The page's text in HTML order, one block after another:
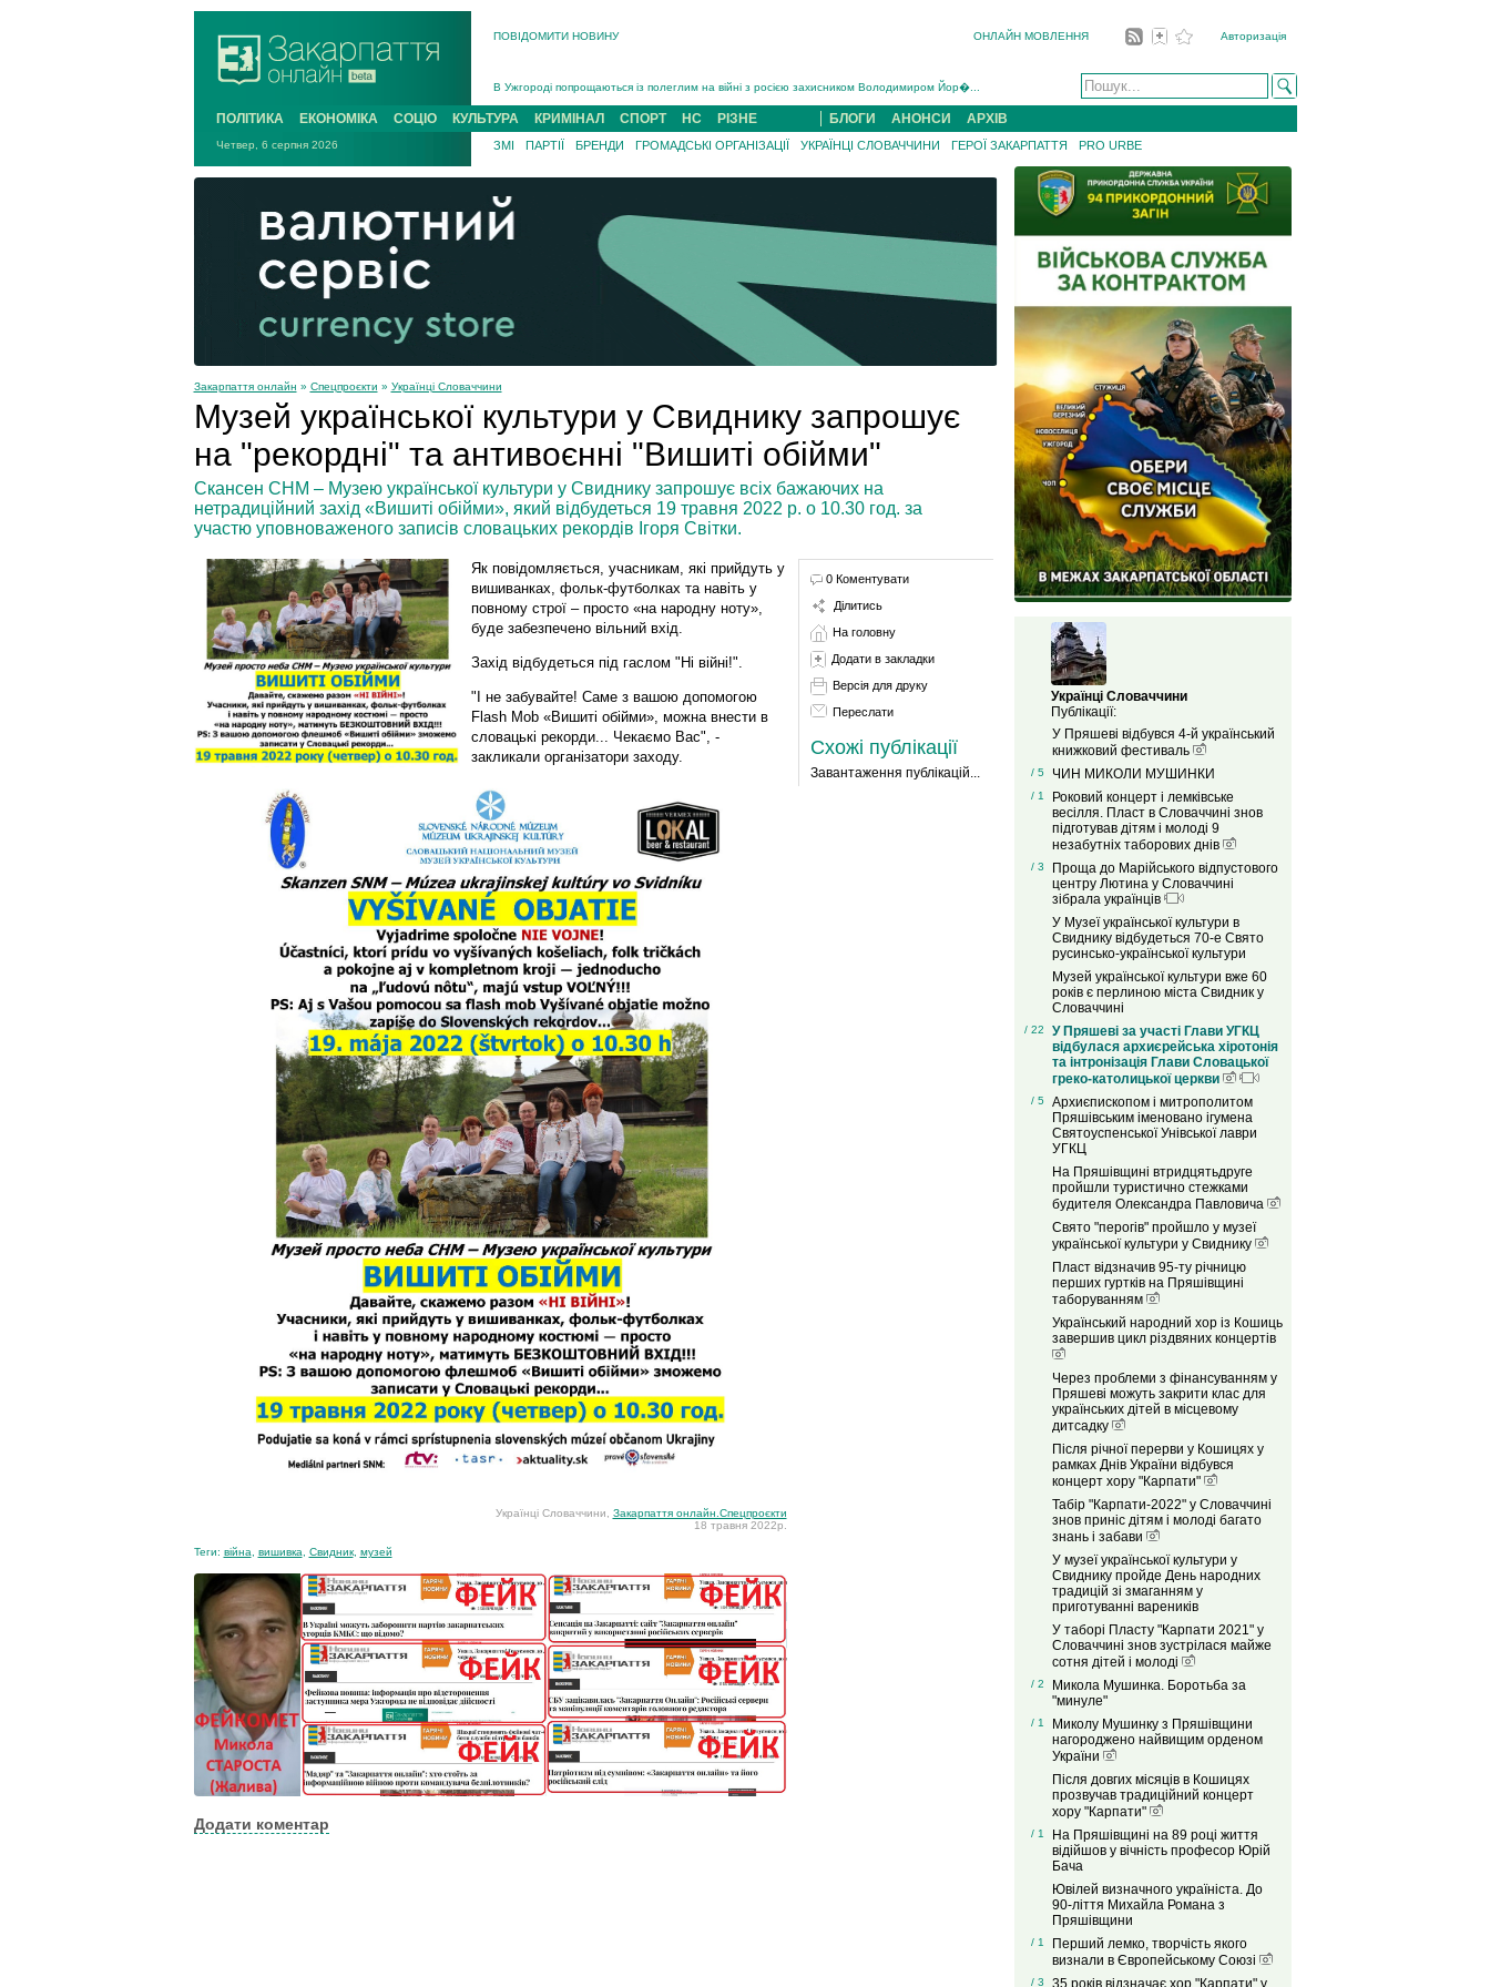
ПОВІДОМИТИ НОВИНУ ОНЛАЙН МОВЛЕННЯ Авторизація
В Ужгороді попрощаються із полеглим на війні з росією захисником Володимиром Йор�...
В Ужгороді 5 серпня попрощаються із захисником Богданом Югасом, який два роки �...
Підтвердили загибель захисника із Нанкова на Хустщині Юліана Гербея (ФОТО)[/gree...
На війні з рф поліг військовий з Виноградова Ігнат Роздяловський (ФОТО)...
На Хустщині внаслідок ДТП за участі трьох авто постраждали 13 людей (ФОТО)...
Інструктора районного ТЦК на Закарпатті судитимуть за обвинувачен...
ПОЛІТИКА ЕКОНОМІКА СОЦІО КУЛЬТУРА КРИМІНАЛ СПОРТ НС РІЗНЕ БЛОГИ АНОНСИ АРХІВ
Четвер, 6 серпня 2026 ЗМІ ПАРТІЇ БРЕНДИ ГРОМАДСЬКІ ОРГАНІЗАЦІЇ УКРАЇНЦІ СЛОВАЧЧИНИ ГЕРОЇ ЗАКАРПАТТЯ PRO URBE
Закарпаття онлайн » Спецпроєкти » Українці Словаччини
Музей української культури у Свиднику запрошує
на "рекордні" та антивоєнні "Вишиті обійми"
Скансен СНМ – Музею української культури у Свиднику запрошує всіх бажаючих на
нетрадиційний захід «Вишиті обійми», який відбудеться 19 травня 2022 р. о 10.30 год. за
участю уповноваженого записів словацьких рекордів Ігоря Світки.
Як повідомляється, учасникам, які прийдуть у
вишиванках, фольк-футболках та навіть у
повному строї – просто «на народну ноту»,
буде забезпечено вільний вхід.
Захід відбудеться під гаслом "Ні війні!".
"І не забувайте! Саме з вашою допомогою
Flash Mob «Вишиті обійми», можна внести в
словацькі рекорди... Чекаємо Вас", -
закликали організатори заходу.
Українці Словаччини, Закарпаття онлайн.Спецпроєкти
18 травня 2022р.
Теги: війна вишивка Свидник, музей
Додати коментар
0 Коментувати
Ділитись
На головну
Додати в закладки
Версія для друку
Переслати
Схожі публікації
Завантаження публікацій...
Українці Словаччини
Публікації:
У Пряшеві відбувся 4-й український
книжковий фестиваль
/ 5 ЧИН МИКОЛИ МУШИНКИ
/ 1
Роковий концерт і лемківське
весілля. Пласт в Словаччині знов
підготував дітям і молоді 9
незабутніх таборових днів
/ 3
Проща до Марійського відпустового
центру Лютина у Словаччині
зібрала українців
У Музеї української культури в
Свиднику відбудеться 70-е Свято
русинсько-української культури
Музей української культури вже 60
років є перлиною міста Свидник у
Словаччині
/ 22
У Пряшеві за участі Глави УГКЦ
відбулася архиєрейська хіротонія
та інтронізація Глави Словацької
греко-католицької церкви
/ 5
Архиєпископом і митрополитом
Пряшівським іменовано ігумена
Святоуспенської Унівської лаври
УГКЦ
На Пряшівщині втридцятьдруге
пройшли туристично стежками
будителя Олександра Павловича
Свято "перогів" пройшло у музеї
української культури у Свиднику
Пласт відзначив 95-ту річницю
перших гуртків на Пряшівщині
таборуванням
Український народний хор із Кошиць
завершив цикл різдвяних концертів
Через проблеми з фінансуванням у
Пряшеві можуть закрити клас для
українських дітей в місцевому
дитсадку
Після річної перерви у Кошицях у
рамках Днів України відбувся
концерт хору "Карпати"
Табір "Карпати-2022" у Словаччині
знов приніс дітям і молоді багато
знань і забави
У музеї української культури у
Свиднику пройде День народних
традицій зі змаганням у
приготуванні вареників
У таборі Пласту "Карпати 2021" у
Словаччині знов зустрілася майже
сотня дітей і молоді
/ 2
Микола Мушинка. Боротьба за
"минуле"
/ 1
Миколу Мушинку з Пряшівщини
нагороджено найвищим орденом
України
Після довгих місяців в Кошицях
прозвучав традиційний концерт
хору "Карпати"
/ 1
На Пряшівщині на 89 році життя
відійшов у вічність професор Юрій
Бача
Ювілей визначного україніста. До
90-ліття Михайла Романа з
Пряшівщини
/ 1
Перший лемко, творчість якого
визнали в Європейському Союзі
/ 3